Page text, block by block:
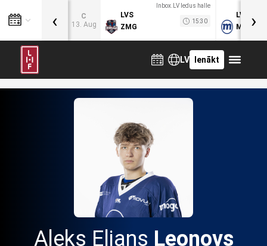
C
13. Aug
Inbox.LV ledus halle
LVS
ZMG
15:30
LVB
MOG
‹ ›
LV Ienākt
Aleks Elians Ļeonovs